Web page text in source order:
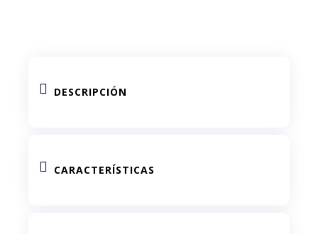
 DESCRIPCIÓN
 CARACTERÍSTICAS